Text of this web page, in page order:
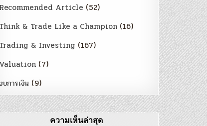
Recommended Article (52)
Think & Trade Like a Champion (16)
Trading & Investing (167)
Valuation (7)
บการเงิน (9)
ความเห็นล่าสุด